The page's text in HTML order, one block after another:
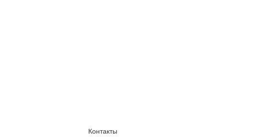
Контакты